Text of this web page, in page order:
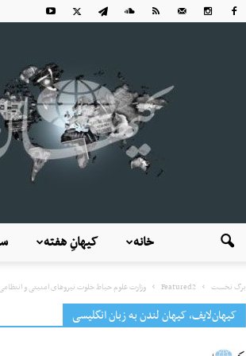
کیهانِ هفته خانه
برگ نخست Featured2 وزارت علوم حیاط‌ خلوت نیروهای امنیتی و
کیهان‌لایف، کیهان لندن به زبان انگلیسی